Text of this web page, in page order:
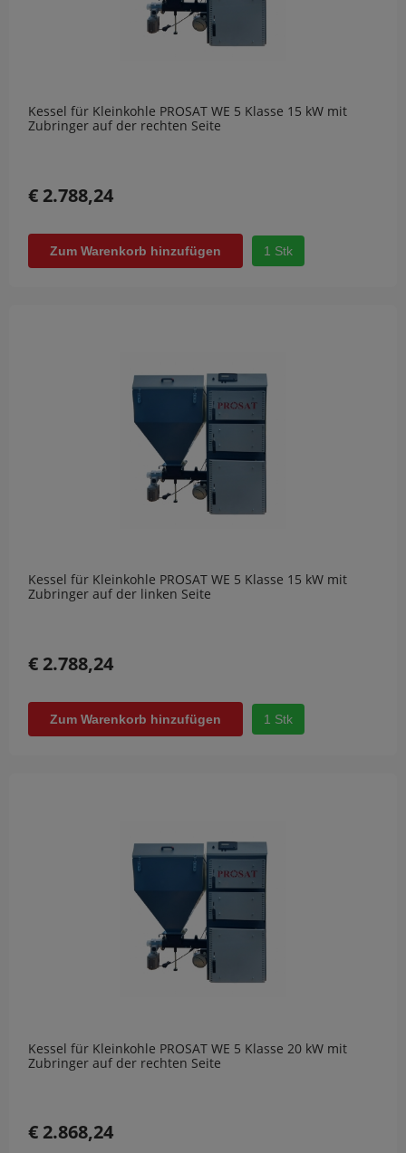
Kessel für Kleinkohle PROSAT WE 5 Klasse 15 kW mit
Zubringer auf der rechten Seite
€ 2.788,24
Zum Warenkorb hinzufügen 1 Stk
Kessel für Kleinkohle PROSAT WE 5 Klasse 15 kW mit
Zubringer auf der linken Seite
€ 2.788,24
Zum Warenkorb hinzufügen 1 Stk
Kessel für Kleinkohle PROSAT WE 5 Klasse 20 kW mit
Zubringer auf der rechten Seite
€ 2.868,24